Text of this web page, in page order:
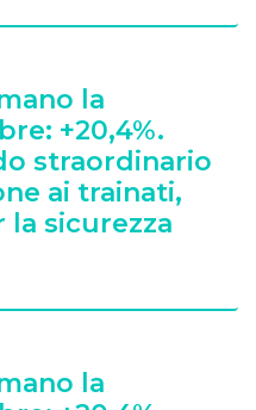
la
+20,4%.
straordinario
ai trainati,
sicurezza
la